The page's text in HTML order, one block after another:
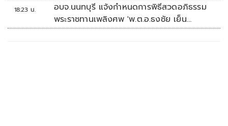
18:23 น.
อบจ.นนทบุรี แจ้งกำหนดการพิธีสวดอภิธรรม
พระราชทานเพลิงศพ 'พ.ต.อ.ธงชัย เย็น
ประเสริฐ'